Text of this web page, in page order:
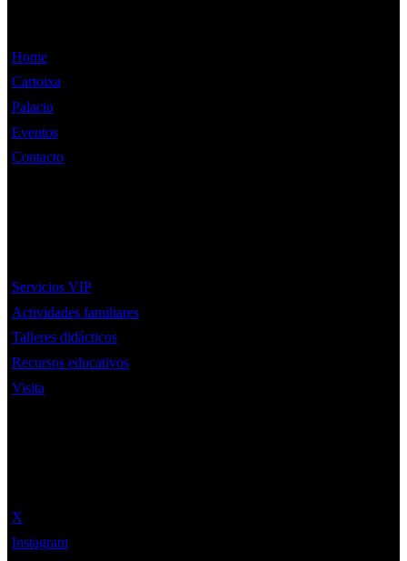
Home
Cartoixa
Palacio
Eventos
Contacto
Servicios VIP
Actividades familiares
Talleres didácticos
Recursos educativos
Visita
X
Instagram